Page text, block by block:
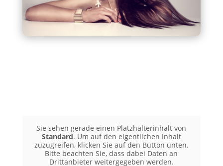
Sie sehen gerade einen Platzhalterinhalt von
Standard. Um auf den eigentlichen Inhalt
zuzugreifen, klicken Sie auf den Button unten.
Bitte beachten Sie, dass dabei Daten an
Drittanbieter weitergegeben werden.